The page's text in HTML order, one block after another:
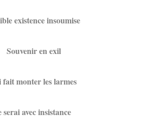
existence insoumise
Souvenir en exil
fait monter les larmes
serai avec insistance